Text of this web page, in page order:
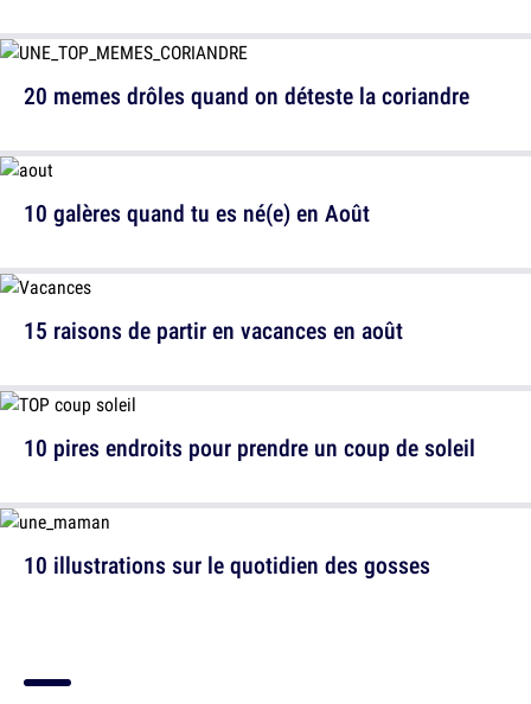
10 galères quand tu es né(e) en Août
10 pires endroits pour prendre un coup de soleil
20 memes drôles quand on déteste la coriandre
15 raisons de partir en vacances en août
10 illustrations sur le quotidien des gosses